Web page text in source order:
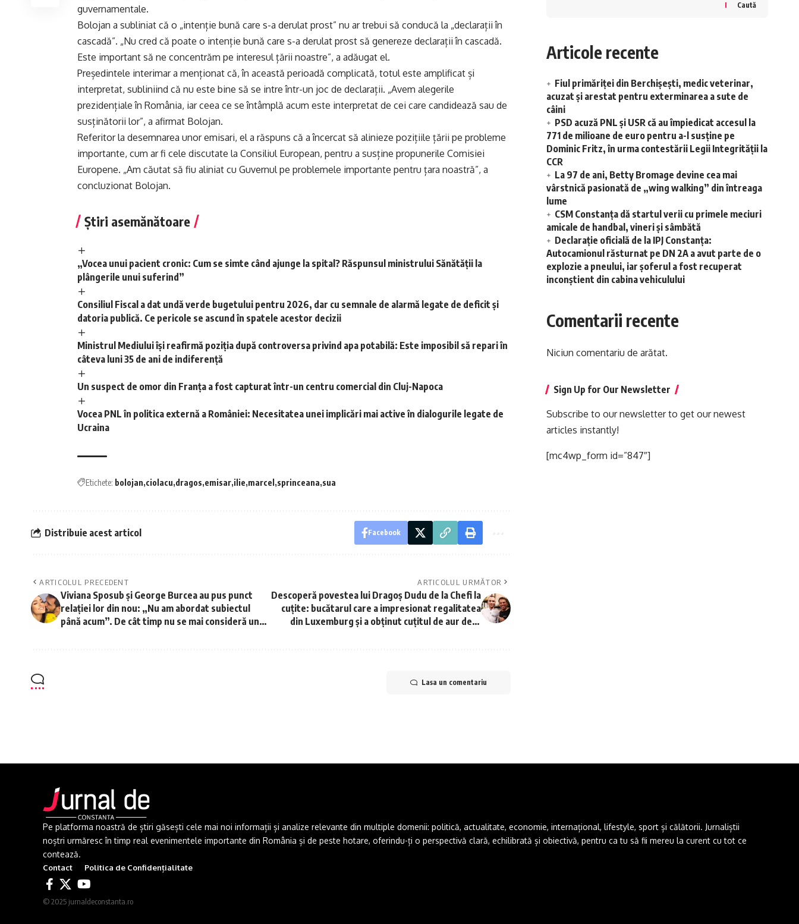
guvernamentale.
Bolojan a subliniat că o „intenție bună care s-a derulat prost” nu ar trebui să conducă la „declarații în
cascadă”. „Nu cred că poate o intenție bună care s-a derulat prost să genereze declarații în cascadă.
Este important să ne concentrăm pe interesul țării noastre”, a adăugat el.
Președintele interimar a menționat că, în această perioadă complicată, totul este amplificat și
interpretat, subliniind că nu este bine să se intre într-un joc de declarații. „Avem alegerile
prezidențiale în România, iar ceea ce se întâmplă acum este interpretat de cei care candidează sau de
susținătorii lor”, a afirmat Bolojan.
Referitor la desemnarea unor emisari, el a răspuns că a încercat să alinieze pozițiile țării pe probleme
importante, cum ar fi cele discutate la Consiliul European, pentru a susține propunerile Comisiei
Europene. „Am căutat să fiu aliniat cu Guvernul pe problemele importante pentru țara noastră”, a
concluzionat Bolojan.
Știri asemănătoare
„Vocea unui pacient cronic: Cum se simte când ajunge la spital? Răspunsul ministrului Sănătății la
plângerile unui suferind”
Consiliul Fiscal a dat undă verde bugetului pentru 2026, dar cu semnale de alarmă legate de deficit și
datoria publică. Ce pericole se ascund în spatele acestor decizii
Ministrul Mediului își reafirmă poziția după controversa privind apa potabilă: Este imposibil să repari în
câteva luni 35 de ani de indiferență
Un suspect de omor din Franța a fost capturat într-un centru comercial din Cluj-Napoca
Vocea PNL în politica externă a României: Necesitatea unei implicări mai active în dialogurile legate de
Ucraina
Etichete: bolojan ciolacu dragos emisar ilie marcel sprinceana sua
Distribuie acest articol Facebook
ARTICOLUL PRECEDENT
Viviana Sposub și George Burcea au pus punct
relației lor din nou: „Nu am abordat subiectul
până acum”. De cât timp nu se mai consideră un
ARTICOLUL URMĂTOR
Descoperă povestea lui Dragoș Dudu de la Chefi la
cuțite: bucătarul care a impresionat regalitatea
din Luxemburg și a obținut cuțitul de aur de la
Lasa un comentariu
Caută
Articole recente
Fiul primăriței din Berchișești, medic veterinar,
acuzat și arestat pentru exterminarea a sute de
câini
PSD acuză PNL și USR că au împiedicat accesul la
771 de milioane de euro pentru a-l susține pe
Dominic Fritz, în urma contestării Legii Integrității la
CCR
La 97 de ani, Betty Bromage devine cea mai
vârstnică pasionată de „wing walking” din întreaga
lume
CSM Constanța dă startul verii cu primele meciuri
amicale de handbal, vineri și sâmbătă
Declarație oficială de la IPJ Constanța:
Autocamionul răsturnat pe DN 2A a avut parte de o
explozie a pneului, iar șoferul a fost recuperat
inconștient din cabina vehiculului
Comentarii recente
Niciun comentariu de arătat.
Sign Up for Our Newsletter
Subscribe to our newsletter to get our newest
articles instantly!
[mc4wp_form id=”847″]
Pe platforma noastră de știri găsești cele mai noi informații și analize relevante din multiple domenii: politică, actualitate, economie, internațional, lifestyle, sport și călătorii. Jurnaliștii
noștri urmăresc în timp real evenimentele importante din România și de peste hotare, oferindu-ți o perspectivă clară, echilibrată și obiectivă, pentru ca tu să fii mereu la curent cu tot ce
contează.
Contact Politica de Confidențialitate
© 2025 jurnaldeconstanta.ro